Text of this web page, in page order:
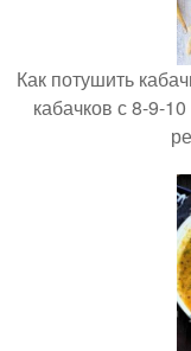
Как потушить
кабачков с 8-9-